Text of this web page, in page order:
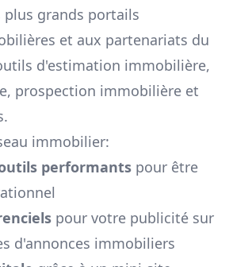
grands portails
et aux partenariats du
d'estimation immobilière,
prospection immobilière et
immobilier:
performants pour être
pour votre publicité sur
d'annonces immobiliers